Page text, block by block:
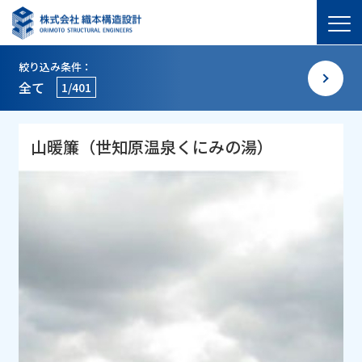
絞り込み条件：
全て 1/401
山暖簾（世知原温泉くにみの湯）